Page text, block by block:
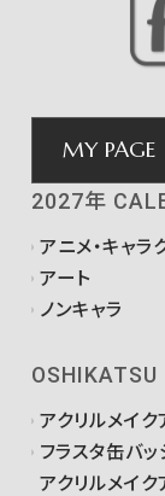
MY PAGE
2027年
アニメ・キャラ
アート
ノンキャラ
OSHIKATSU
アクリルメイク
フラスタ缶バ
アクリルメイク